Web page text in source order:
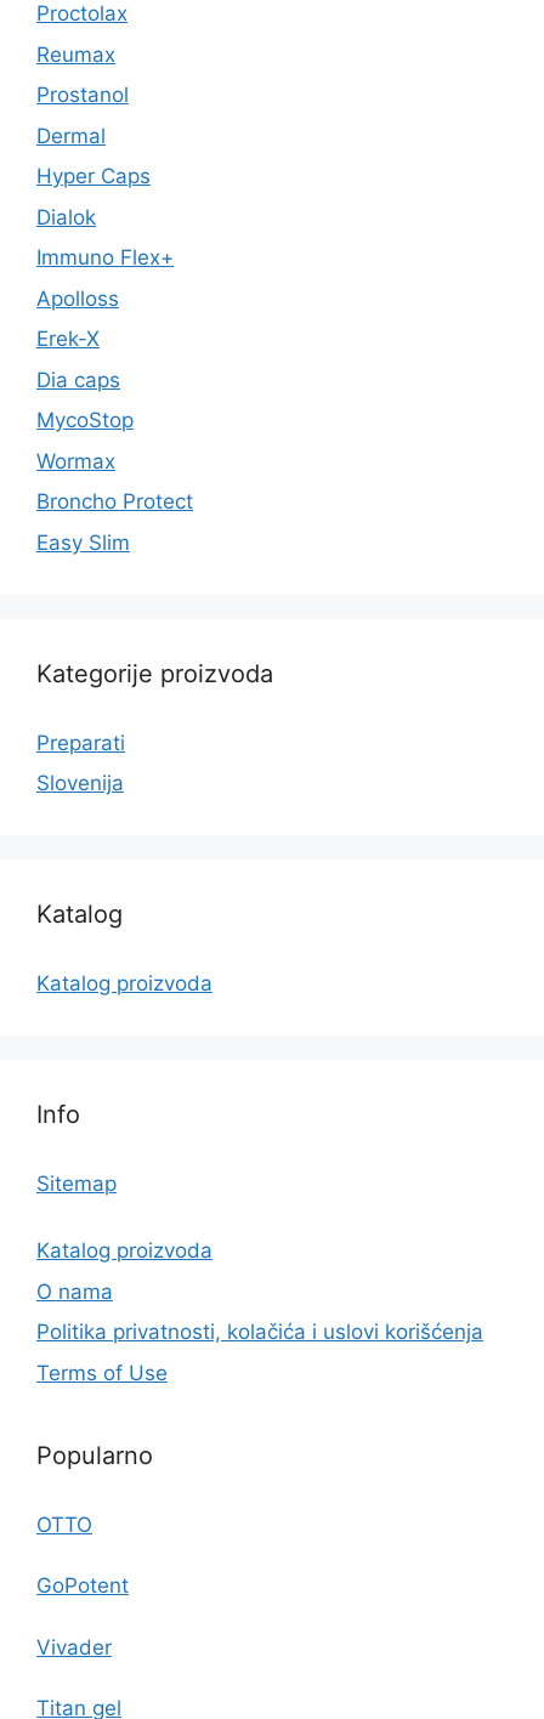
Proctolax
Reumax
Prostanol
Dermal
Hyper Caps
Dialok
Immuno Flex+
Apolloss
Erek-X
Dia caps
MycoStop
Wormax
Broncho Protect
Easy Slim
Kategorije proizvoda
Preparati
Slovenija
Katalog
Katalog proizvoda
Info
Sitemap
Katalog proizvoda
O nama
Politika privatnosti, kolačića i uslovi korišćenja
Terms of Use
Popularno
OTTO
GoPotent
Vivader
Titan gel